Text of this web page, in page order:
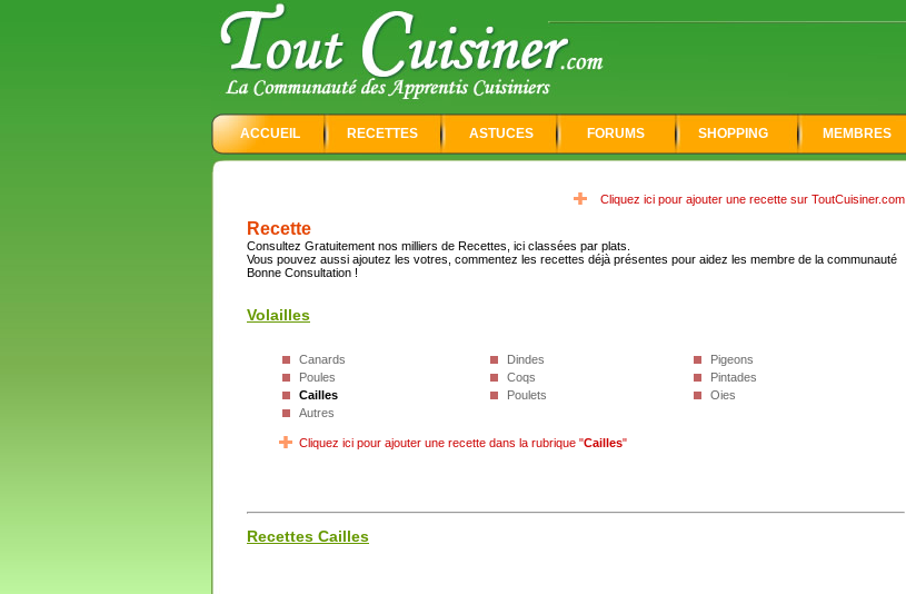
ACCUEIL RECETTES ASTUCES FORUMS SHOPPING MEMBRES
Cliquez ici pour ajouter une recette sur ToutCuisiner.com
Recette
Consultez Gratuitement nos milliers de Recettes, ici classées par plats.
Vous pouvez aussi ajoutez les votres, commentez les recettes déjà présentes pour aidez les membre de la communauté
Bonne Consultation !
Volailles
Canards Dindes
Pigeons
Poules
Coqs
Pintades
Cailles
Poulets
Oies
Autres
Cliquez ici pour ajouter une recette dans la rubrique "Cailles"
Recettes Cailles